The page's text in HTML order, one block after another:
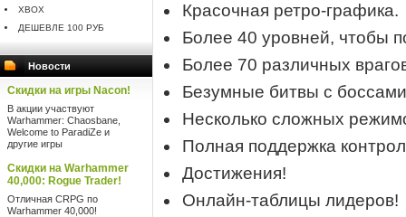
XBOX
ДЕШЕВЛЕ 100 РУБ
Новости
Скидки на игры Nacon!
В акции участвуют
Warhammer: Chaosbane,
Welcome to ParadiZe и
другие игры
Скидки на Warhammer
40,000: Rogue Trader!
Отличная CRPG по
Warhammer 40,000!
Красочная ретро-графика.
Более 40 уровней, чтобы
Более 70 различных
Безумные битвы с
Несколько сложных
Полная поддержка
Достижения!
Онлайн-таблицы лидеров!